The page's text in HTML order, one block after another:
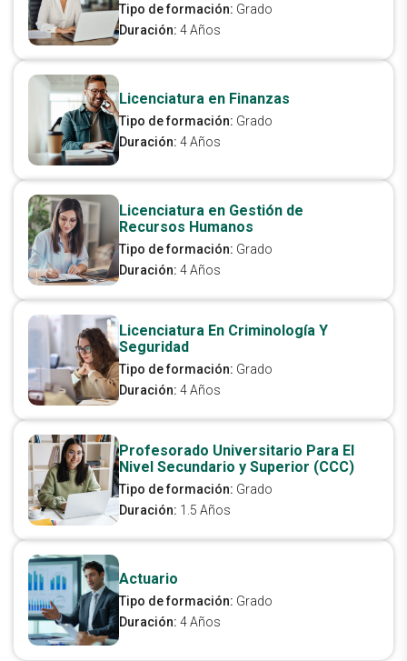
Tipo de formación: Grado
Duración: 4 Años
Licenciatura en Finanzas
Tipo de formación: Grado
Duración: 4 Años
Licenciatura en Gestión de
Recursos Humanos
Tipo de formación: Grado
Duración: 4 Años
Licenciatura En Criminología Y
Seguridad
Tipo de formación: Grado
Duración: 4 Años
Profesorado Universitario Para El
Nivel Secundario y Superior (CCC)
Tipo de formación: Grado
Duración: 1.5 Años
Actuario
Tipo de formación: Grado
Duración: 4 Años